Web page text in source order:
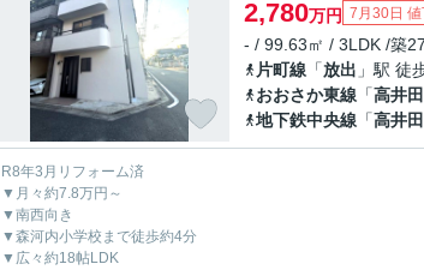
2,780万円 7月30日
- / 99.63㎡ / 3LDK /築
片町線 「放出 」駅 徒
おおさか東線 「高井
地下鉄中央線 「高井田
R8年3月リフォーム済
▼月々約7.8万円～
▼南西向き
▼森河内小学校まで徒歩約4分
▼広々約18帖LDK